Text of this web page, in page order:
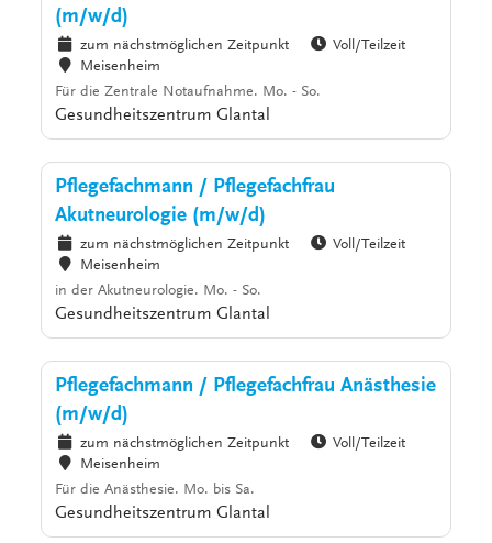
(m/w/d)
zum nächstmöglichen Zeitpunkt
Voll/Teilzeit
Meisenheim
Für die Zentrale Notaufnahme. Mo. - So.
Gesundheitszentrum Glantal
Pflegefachmann / Pflegefachfrau
Akutneurologie (m/w/d)
zum nächstmöglichen Zeitpunkt
Voll/Teilzeit
Meisenheim
in der Akutneurologie. Mo. - So.
Gesundheitszentrum Glantal
Pflegefachmann / Pflegefachfrau Anästhesie
(m/w/d)
zum nächstmöglichen Zeitpunkt
Voll/Teilzeit
Meisenheim
Für die Anästhesie. Mo. bis Sa.
Gesundheitszentrum Glantal